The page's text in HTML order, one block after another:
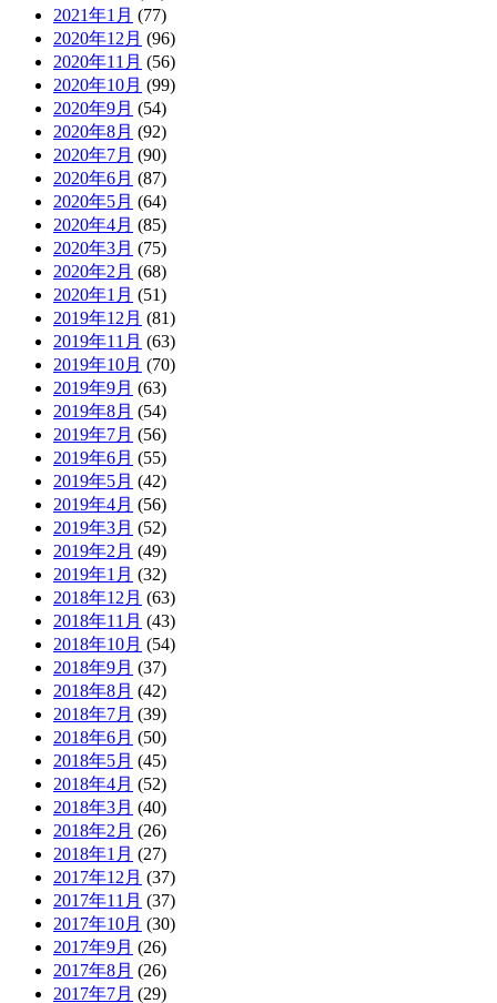
2021年1月 (77)
2020年12月 (96)
2020年11月 (56)
2020年10月 (99)
2020年9月 (54)
2020年8月 (92)
2020年7月 (90)
2020年6月 (87)
2020年5月 (64)
2020年4月 (85)
2020年3月 (75)
2020年2月 (68)
2020年1月 (51)
2019年12月 (81)
2019年11月 (63)
2019年10月 (70)
2019年9月 (63)
2019年8月 (54)
2019年7月 (56)
2019年6月 (55)
2019年5月 (42)
2019年4月 (56)
2019年3月 (52)
2019年2月 (49)
2019年1月 (32)
2018年12月 (63)
2018年11月 (43)
2018年10月 (54)
2018年9月 (37)
2018年8月 (42)
2018年7月 (39)
2018年6月 (50)
2018年5月 (45)
2018年4月 (52)
2018年3月 (40)
2018年2月 (26)
2018年1月 (27)
2017年12月 (37)
2017年11月 (37)
2017年10月 (30)
2017年9月 (26)
2017年8月 (26)
2017年7月 (29)